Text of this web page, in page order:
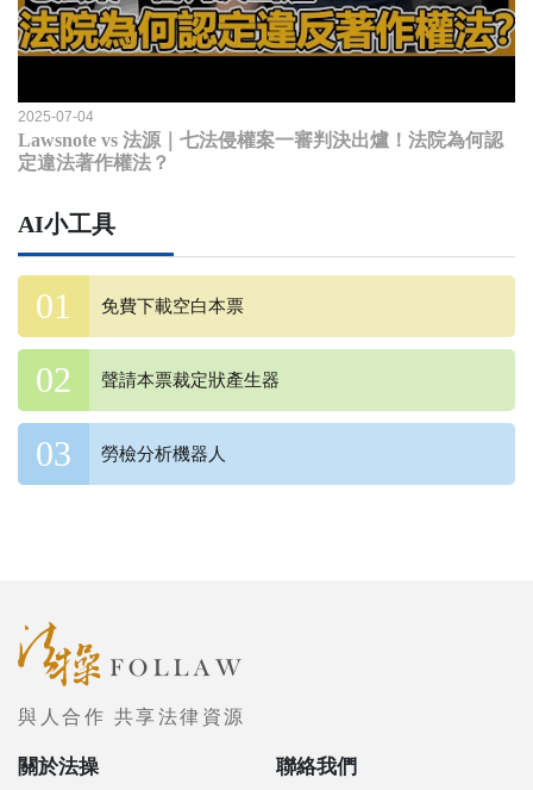
2025-07-04
Lawsnote vs 法源｜七法侵權案一審判決出爐！法院為何認
定違法著作權法？
AI小工具
免費下載空白本票
聲請本票裁定狀產生器
勞檢分析機器人
與人合作 共享法律資源
關於法操 聯絡我們